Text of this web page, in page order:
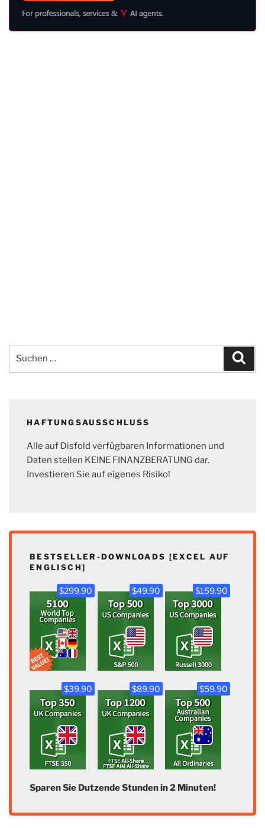
nach:
HAFTUNGSAUSSCHLUSS
Alle auf Disfold verfügbaren Informationen und
Daten stellen KEINE FINANZBERATUNG dar.
Investieren Sie auf eigenes Risiko!
BESTSELLER-DOWNLOADS [EXCEL AUF
ENGLISCH]
$299.90 $49.90 $159.90
$39.90 $89.90 $59.90
Sparen Sie Dutzende Stunden in 2 Minuten!